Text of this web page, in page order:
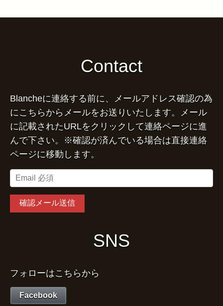
Contact
Blancheに連絡する前に、メールアドレス確認の為
にこちらからメールをお送りいたします。メール
に記載されたURLをクリックして連絡ページに進
んで下さい。※確認が済んでいる場合は直接連絡
ページに移動します。
SNS
フォローはこちらから
Facebook